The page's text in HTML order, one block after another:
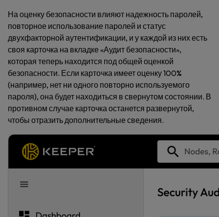
На оценку безопасности влияют надежность паролей,
повторное использование паролей и статус
двухфакторной аутентификации, и у каждой из них есть
своя карточка на вкладке «Аудит безопасности»,
которая теперь находится под общей оценкой
безопасности. Если карточка имеет оценку 100%
(например, нет ни одного повторно используемого
пароля), она будет находиться в свернутом состоянии. В
противном случае карточка останется развернутой,
чтобы отразить дополнительные сведения.